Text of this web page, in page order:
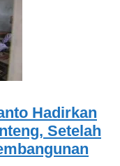
Hadirkan
Setelah